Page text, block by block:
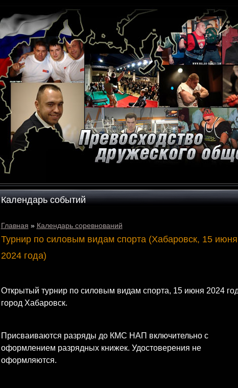
Календарь событий
Главная » Календарь соревнований
Турнир по силовым видам спорта (Хабаровск, 15 июня
2024 года)
Открытый турнир по силовым видам спорта, 15 июня 2024
город Хабаровск.
Присваиваются разряды до КМС НАП включительно с
оформлением разрядных книжек. Удостоверения не
оформляются.